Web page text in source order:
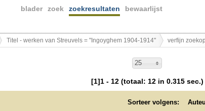
blader zoek zoekresultaten bewaarlijst
Titel - werken van Streuvels = "Ingoyghem 1904-1914" verfijn
25
[1]1 - 12 (totaal: 12 in 0.315 sec.)
Sorteer volgens: